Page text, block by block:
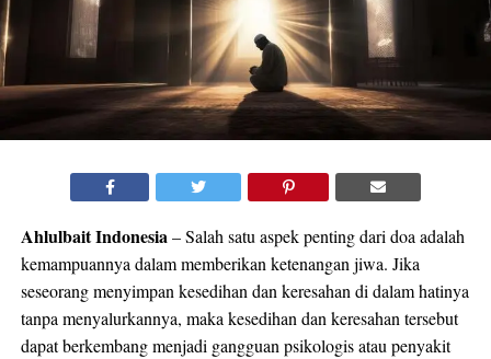
Ahlulbait Indonesia– Salah satu aspek penting dari doa adalah
kemampuannya dalam memberikan ketenangan jiwa. Jika
seseorang menyimpan kesedihan dan keresahan di dalam hatinya
tanpa menyalurkannya, maka kesedihan dan keresahan tersebut
dapat berkembang menjadi gangguan psikologis atau penyakit